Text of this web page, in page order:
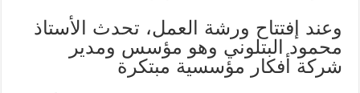
وعند إفتتاح ورشة العمل، تحدث الأستاذ
محمود البتلوني وهو مؤسس ومدير
شركة أفكار مؤسسية مبتكرة